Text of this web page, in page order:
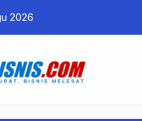
2026